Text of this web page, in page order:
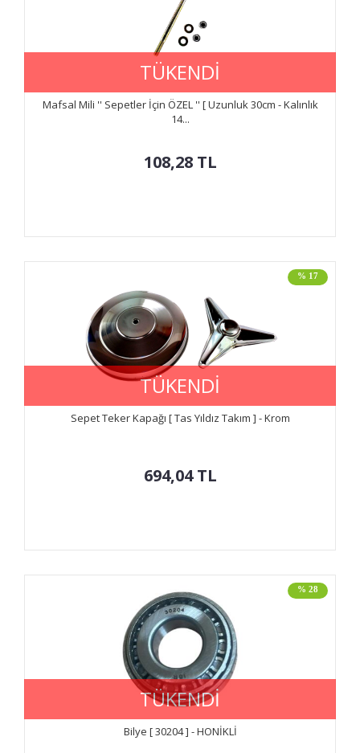
TÜKENDİ
Mafsal Mili '' Sepetler İçin ÖZEL '' [ Uzunluk 30cm - Kalınlık
14...
108,28 TL
% 17
TÜKENDİ
Sepet Teker Kapağı [ Tas Yıldız Takım ] - Krom
694,04TL
% 28
TÜKENDİ
Bilye [ 30204 ] - HONİKLİ